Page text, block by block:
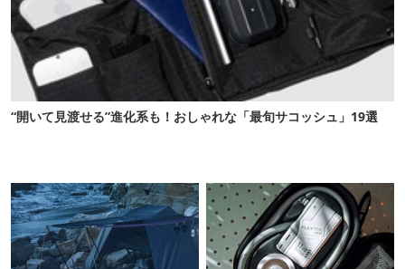
“開いて見渡せる”進化系も！おしゃれな「最旬サコッシュ」19選